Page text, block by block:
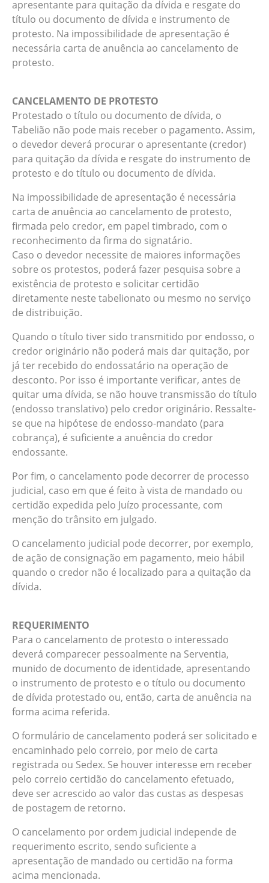
apresentante para quitação da dívida e resgate do
título ou documento de dívida e instrumento de
protesto. Na impossibilidade de apresentação é
necessária carta de anuência ao cancelamento de
protesto.
CANCELAMENTO DE PROTESTO
Protestado o título ou documento de dívida, o
Tabelião não pode mais receber o pagamento. Assim,
o devedor deverá procurar o apresentante (credor)
para quitação da dívida e resgate do instrumento de
protesto e do título ou documento de dívida.
Na impossibilidade de apresentação é necessária
carta de anuência ao cancelamento de protesto,
firmada pelo credor, em papel timbrado, com o
reconhecimento da firma do signatário.
Caso o devedor necessite de maiores informações
sobre os protestos, poderá fazer pesquisa sobre a
existência de protesto e solicitar certidão
diretamente neste tabelionato ou mesmo no serviço
de distribuição.
Quando o título tiver sido transmitido por endosso, o
credor originário não poderá mais dar quitação, por
já ter recebido do endossatário na operação de
desconto. Por isso é importante verificar, antes de
quitar uma dívida, se não houve transmissão do título
(endosso translativo) pelo credor originário. Ressalte-
se que na hipótese de endosso-mandato (para
cobrança), é suficiente a anuência do credor
endossante.
Por fim, o cancelamento pode decorrer de processo
judicial, caso em que é feito à vista de mandado ou
certidão expedida pelo Juízo processante, com
menção do trânsito em julgado.
O cancelamento judicial pode decorrer, por exemplo,
de ação de consignação em pagamento, meio hábil
quando o credor não é localizado para a quitação da
dívida.
REQUERIMENTO
Para o cancelamento de protesto o interessado
deverá comparecer pessoalmente na Serventia,
munido de documento de identidade, apresentando
o instrumento de protesto e o título ou documento
de dívida protestado ou, então, carta de anuência na
forma acima referida.
O formulário de cancelamento poderá ser solicitado e
encaminhado pelo correio, por meio de carta
registrada ou Sedex. Se houver interesse em receber
pelo correio certidão do cancelamento efetuado,
deve ser acrescido ao valor das custas as despesas
de postagem de retorno.
O cancelamento por ordem judicial independe de
requerimento escrito, sendo suficiente a
apresentação de mandado ou certidão na forma
acima mencionada.